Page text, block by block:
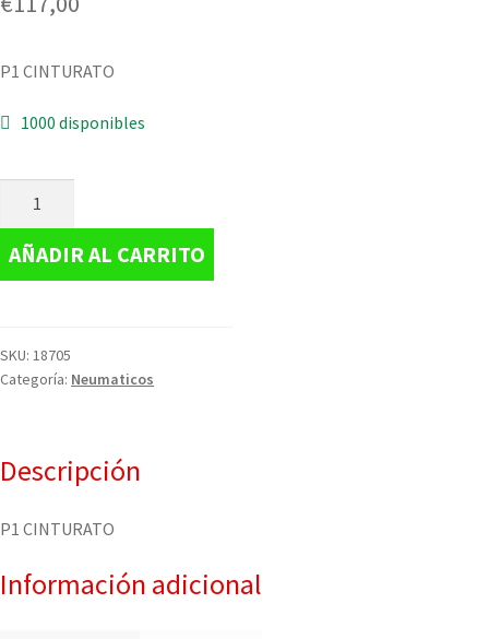
P1 CINTURATO
1000 disponibles
AÑADIR AL CARRITO
SKU: 18705
Categoría: Neumaticos
Descripción
P1 CINTURATO
Información adicional